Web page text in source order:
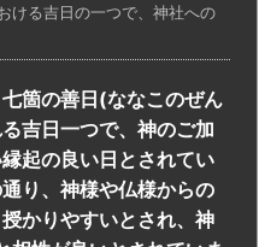
ける吉日の一つで、神社への
箇の善日(ななこのぜん
吉日一つで、神のご加
起の良い日とされてい
り、神様や仏様からの
かりやすいとされ、神